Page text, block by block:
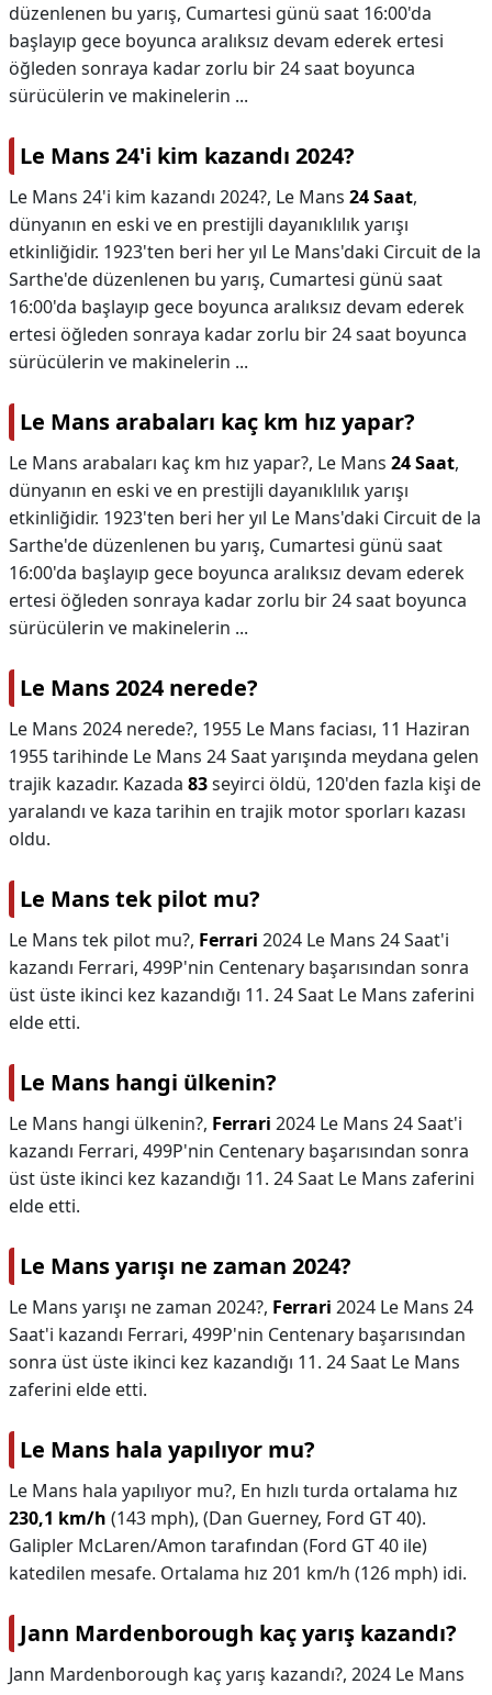
düzenlenen bu yarış, Cumartesi günü saat 16:00'da
başlayıp gece boyunca aralıksız devam ederek ertesi
öğleden sonraya kadar zorlu bir 24 saat boyunca
sürücülerin ve makinelerin ...
Le Mans 24'i kim kazandı 2024?
Le Mans 24'i kim kazandı 2024?, Le Mans 24 Saat,
dünyanın en eski ve en prestijli dayanıklılık yarışı
etkinliğidir. 1923'ten beri her yıl Le Mans'daki Circuit de la
Sarthe'de düzenlenen bu yarış, Cumartesi günü saat
16:00'da başlayıp gece boyunca aralıksız devam ederek
ertesi öğleden sonraya kadar zorlu bir 24 saat boyunca
sürücülerin ve makinelerin ...
Le Mans arabaları kaç km hız yapar?
Le Mans arabaları kaç km hız yapar?, Le Mans 24 Saat,
dünyanın en eski ve en prestijli dayanıklılık yarışı
etkinliğidir. 1923'ten beri her yıl Le Mans'daki Circuit de la
Sarthe'de düzenlenen bu yarış, Cumartesi günü saat
16:00'da başlayıp gece boyunca aralıksız devam ederek
ertesi öğleden sonraya kadar zorlu bir 24 saat boyunca
sürücülerin ve makinelerin ...
Le Mans 2024 nerede?
Le Mans 2024 nerede?, 1955 Le Mans faciası, 11 Haziran
1955 tarihinde Le Mans 24 Saat yarışında meydana gelen
trajik kazadır. Kazada 83seyirci öldü, 120'den fazla kişi de
yaralandı ve kaza tarihin en trajik motor sporları kazası
oldu.
Le Mans tek pilot mu?
Le Mans tek pilot mu?, Ferrari 2024 Le Mans 24 Saat'i
kazandı Ferrari, 499P'nin Centenary başarısından sonra
üst üste ikinci kez kazandığı 11. 24 Saat Le Mans zaferini
elde etti.
Le Mans hangi ülkenin?
Le Mans hangi ülkenin?, Ferrari 2024 Le Mans 24 Saat'i
kazandı Ferrari, 499P'nin Centenary başarısından sonra
üst üste ikinci kez kazandığı 11. 24 Saat Le Mans zaferini
elde etti.
Le Mans yarışı ne zaman 2024?
Le Mans yarışı ne zaman 2024?, Ferrari 2024 Le Mans 24
Saat'i kazandı Ferrari, 499P'nin Centenary başarısından
sonra üst üste ikinci kez kazandığı 11. 24 Saat Le Mans
zaferini elde etti.
Le Mans hala yapılıyor mu?
Le Mans hala yapılıyor mu?, En hızlı turda ortalama hız
230,1 km/h (143 mph), (Dan Guerney, Ford GT 40).
Galipler McLaren/Amon tarafından (Ford GT 40 ile)
katedilen mesafe. Ortalama hız 201 km/h (126 mph) idi.
Jann Mardenborough kaç yarış kazandı?
Jann Mardenborough kaç yarış kazandı?, 2024 Le Mans